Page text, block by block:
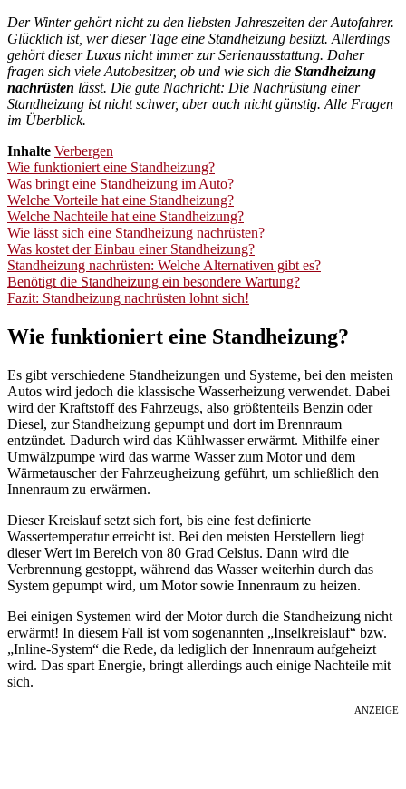
Der Winter gehört nicht zu den liebsten Jahreszeiten der Autofahrer.
Glücklich ist, wer dieser Tage eine Standheizung besitzt. Allerdings
gehört dieser Luxus nicht immer zur Serienausstattung. Daher
fragen sich viele Autobesitzer, ob und wie sich die Standheizung
nachrüsten lässt. Die gute Nachricht: Die Nachrüstung einer
Standheizung ist nicht schwer, aber auch nicht günstig. Alle Fragen
im Überblick.
Inhalte Verbergen
Wie funktioniert eine Standheizung?
Was bringt eine Standheizung im Auto?
Welche Vorteile hat eine Standheizung?
Welche Nachteile hat eine Standheizung?
Wie lässt sich eine Standheizung nachrüsten?
Was kostet der Einbau einer Standheizung?
Standheizung nachrüsten: Welche Alternativen gibt es?
Benötigt die Standheizung ein besondere Wartung?
Fazit: Standheizung nachrüsten lohnt sich!
Wie funktioniert eine Standheizung?
Es gibt verschiedene Standheizungen und Systeme, bei den meisten
Autos wird jedoch die klassische Wasserheizung verwendet. Dabei
wird der Kraftstoff des Fahrzeugs, also größtenteils Benzin oder
Diesel, zur Standheizung gepumpt und dort im Brennraum
entzündet. Dadurch wird das Kühlwasser erwärmt. Mithilfe einer
Umwälzpumpe wird das warme Wasser zum Motor und dem
Wärmetauscher der Fahrzeugheizung geführt, um schließlich den
Innenraum zu erwärmen.
Dieser Kreislauf setzt sich fort, bis eine fest definierte
Wassertemperatur erreicht ist. Bei den meisten Herstellern liegt
dieser Wert im Bereich von 80 Grad Celsius. Dann wird die
Verbrennung gestoppt, während das Wasser weiterhin durch das
System gepumpt wird, um Motor sowie Innenraum zu heizen.
Bei einigen Systemen wird der Motor durch die Standheizung nicht
erwärmt! In diesem Fall ist vom sogenannten „Inselkreislauf“ bzw.
„Inline-System“ die Rede, da lediglich der Innenraum aufgeheizt
wird. Das spart Energie, bringt allerdings auch einige Nachteile mit
sich.
ANZEIGE